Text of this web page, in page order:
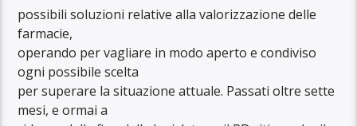
possibili soluzioni relative alla valorizzazione delle
farmacie,
operando per vagliare in modo aperto e condiviso
ogni possibile scelta
per superare la situazione attuale. Passati oltre sette
mesi, e ormai a